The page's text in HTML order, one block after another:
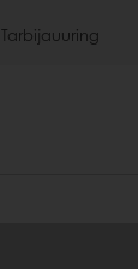
Tarbijauuring